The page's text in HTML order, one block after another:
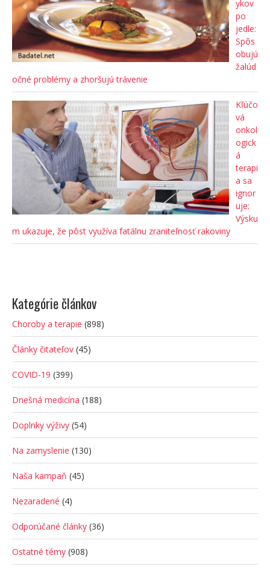
ykov
po
jedle:
Spôs
obujú
žalúd
očné problémy a zhoršujú trávenie
Kľúčo
vá
onkol
ogick
á
terapi
a sa
ignor
uje:
Výsku
m ukazuje, že pôst využíva fatálnu zraniteľnosť rakoviny
Kategórie článkov
Choroby a terapie (898)
Články čitateľov (45)
COVID-19 (399)
Dnešná medicína (188)
Doplnky výživy (54)
Na zamyslenie (130)
Naša kampaň (45)
Nezaradené (4)
Odporúčané články (36)
Ostatné témy (908)